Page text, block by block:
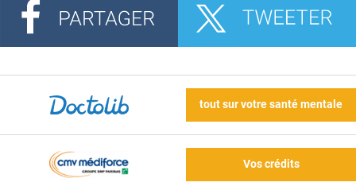
tout sur votre santé mentale
Vos crédits